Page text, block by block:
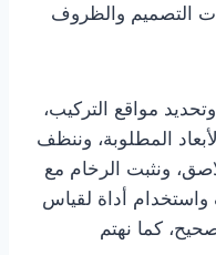
التصميم والظروف
مواقع التركيب،
المطلوبة، وننظف
ونثبت الرخام مع
أداة لقياس
كما نهتم